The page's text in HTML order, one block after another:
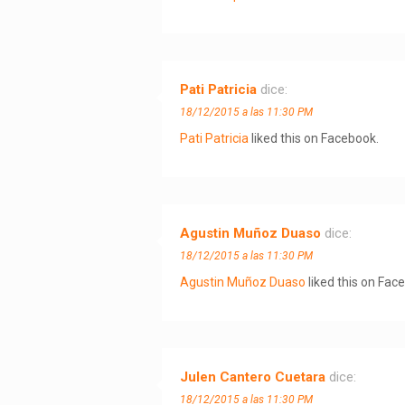
Pati Patricia dice:
18/12/2015 a las 11:30 PM
Pati Patricia liked this on Facebook.
Agustin Muñoz Duaso dice:
18/12/2015 a las 11:30 PM
Agustin Muñoz Duaso liked this on
Julen Cantero Cuetara dice:
18/12/2015 a las 11:30 PM